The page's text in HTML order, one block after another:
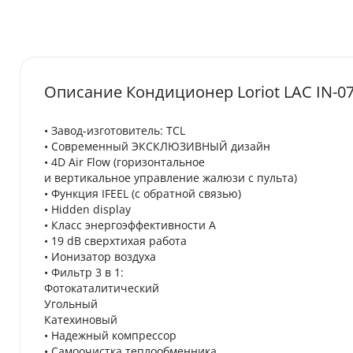
Описание Кондиционер Loriot LAC IN-
• Завод-изготовитель: TCL
• Современный ЭКСКЛЮЗИВНЫЙ дизайн
• 4D Air Flow (горизонтальное
и вертикальное управление жалюзи с пульта)
• Функция IFEEL (с обратной связью)
• Hidden display
• Класс энергоэффективности А
• 19 dB cверхтихая работа
• Ионизатор воздуха
• Фильтр 3 в 1:
Фотокаталитический
Угольный
Катехиновый
• Надежный компрессор